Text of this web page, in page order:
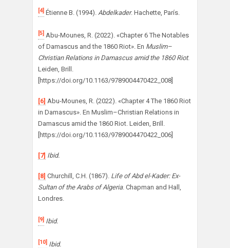
[4] Étienne B. (1994). Abdelkader. Hachette, París.
[5] Abu-Mounes, R. (2022). «Chapter 6 The Notables
of Damascus and the 1860 Riot». En Muslim–
Christian Relations in Damascus amid the 1860 Riot.
Leiden, Brill.
[https://doi.org/10.1163/9789004470422_008]
[6] Abu-Mounes, R. (2022). «Chapter 4 The 1860 Riot
in Damascus». En Muslim–Christian Relations in
Damascus amid the 1860 Riot. Leiden, Brill.
[https://doi.org/10.1163/9789004470422_006]
[7] Ibid.
[8] Churchill, C.H. (1867). Life of Abd el-Kader: Ex-
Sultan of the Arabs of Algeria. Chapman and Hall,
Londres.
[9] Ibid.
[10] Ibid.